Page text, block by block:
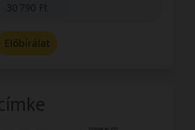
30 790 Ft
Előbírálat